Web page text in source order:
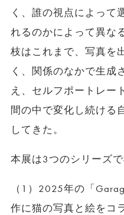
く、誰の視点によって
れるのかによって異な
枝はこれまで、写真を
く、関係のなかで生成
え、セルフポートレー
間の中で変化し続ける
してきた。
本展は3つのシリーズで
（1）2025年の「
作に猫の写真と絵をコ